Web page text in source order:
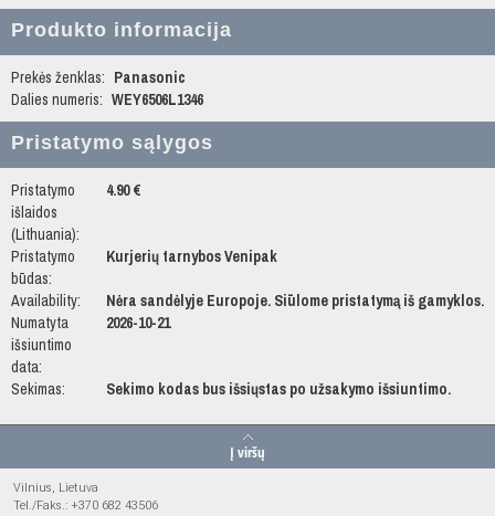
Produkto informacija
Prekės ženklas: Panasonic
Dalies numeris: WEY6506L1346
Pristatymo sąlygos
Pristatymo
išlaidos
(Lithuania):
4.90 €
Pristatymo
būdas:
Kurjerių tarnybos Venipak
Availability:
Nėra sandėlyje Europoje. Siūlome pristatymą iš gamyklos.
Numatyta
išsiuntimo
data:
2026-10-21
Sekimas: Sekimo kodas bus išsiųstas po užsakymo išsiuntimo.
Į viršų
Vilnius, Lietuva
Tel./Faks.: +370 682 43506